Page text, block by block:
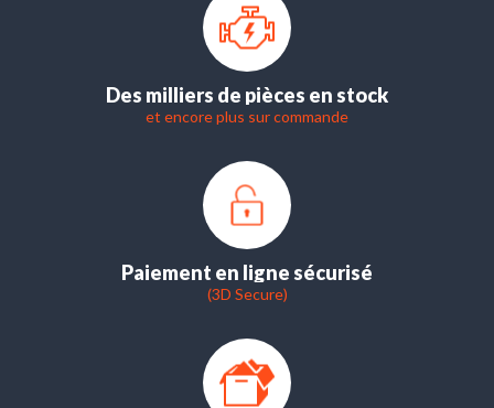
Des milliers de pièces en stock
et encore plus sur commande
Paiement en ligne sécurisé
(3D Secure)